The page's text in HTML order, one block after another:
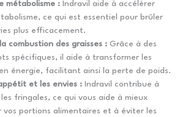
métabolisme : Indravil aide à accélérer
ce qui est essentiel pour brûler
plus efficacement.
combustion des graisses : Grâce à des
spécifiques, il aide à transformer les
énergie, facilitant ainsi la perte de poids.
et les envies : Indravil contribue à
fringales, ce qui vous aide à mieux
vos portions alimentaires et à éviter les